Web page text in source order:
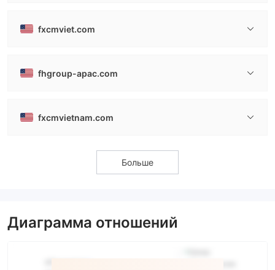
fxcmviet.com
fhgroup-apac.com
fxcmvietnam.com
Больше
Диаграмма отношений